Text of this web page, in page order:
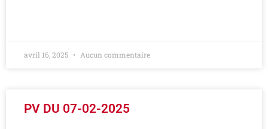
avril 16, 2025 Aucun commentaire
PV DU 07-02-2025